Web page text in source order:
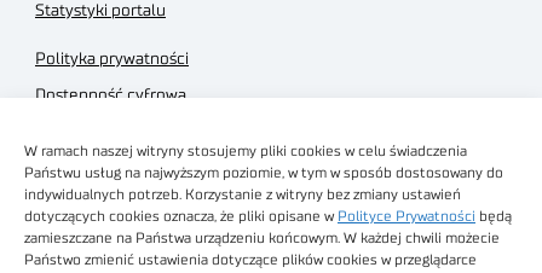
W ramach naszej witryny stosujemy pliki cookies w celu świadczenia
Państwu usług na najwyższym poziomie, w tym w sposób dostosowany do
indywidualnych potrzeb. Korzystanie z witryny bez zmiany ustawień
dotyczących cookies oznacza, że pliki opisane w Polityce Prywatności będą
zamieszczane na Państwa urządzeniu końcowym. W każdej chwili możecie
Państwo zmienić ustawienia dotyczące plików cookies w przeglądarce
Statystyki portalu
Polityka prywatności
Dostępność cyfrowa
Regulamin sklepu